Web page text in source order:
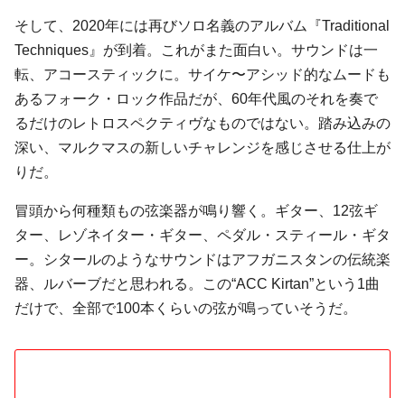
そして、2020年には再びソロ名義のアルバム『Traditional
Techniques』が到着。これがまた面白い。サウンドは一
転、アコースティックに。サイケ〜アシッド的なムードも
あるフォーク・ロック作品だが、60年代風のそれを奏で
るだけのレトロスペクティヴなものではない。踏み込みの
深い、マルクマスの新しいチャレンジを感じさせる仕上が
りだ。
冒頭から何種類もの弦楽器が鳴り響く。ギター、12弦ギ
ター、レゾネイター・ギター、ペダル・スティール・ギタ
ー。シタールのようなサウンドはアフガニスタンの伝統楽
器、ルバーブだと思われる。この“ACC Kirtan”という1曲
だけで、全部で100本くらいの弦が鳴っていそうだ。